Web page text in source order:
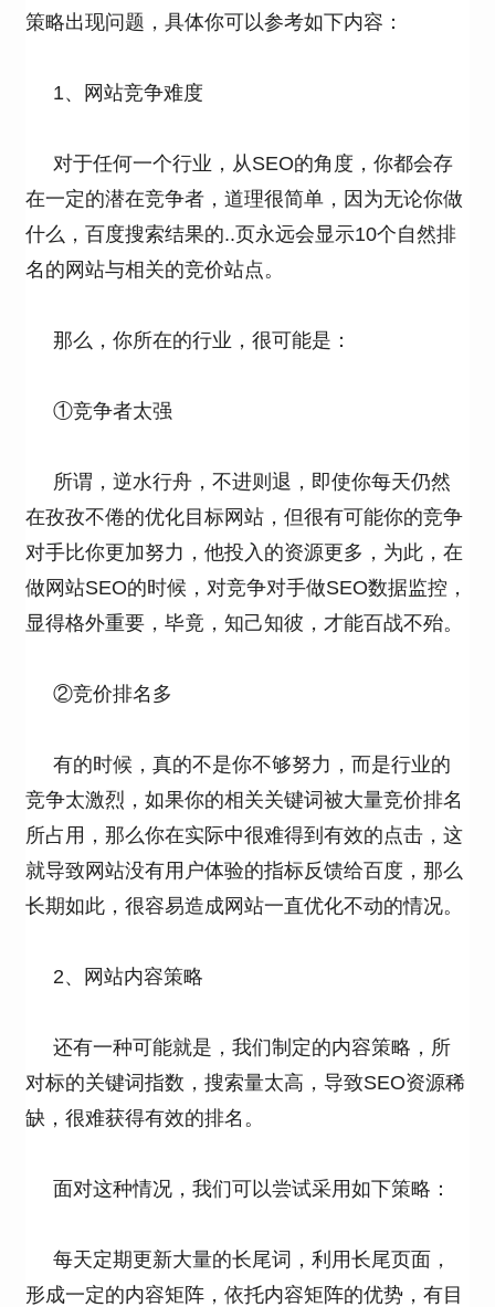
策略出现问题，具体你可以参考如下内容：
1、网站竞争难度
对于任何一个行业，从SEO的角度，你都会存
在一定的潜在竞争者，道理很简单，因为无论你做
什么，百度搜索结果的..页永远会显示10个自然排
名的网站与相关的竞价站点。
那么，你所在的行业，很可能是：
①竞争者太强
所谓，逆水行舟，不进则退，即使你每天仍然
在孜孜不倦的优化目标网站，但很有可能你的竞争
对手比你更加努力，他投入的资源更多，为此，在
做网站SEO的时候，对竞争对手做SEO数据监控，
显得格外重要，毕竟，知己知彼，才能百战不殆。
②竞价排名多
有的时候，真的不是你不够努力，而是行业的
竞争太激烈，如果你的相关关键词被大量竞价排名
所占用，那么你在实际中很难得到有效的点击，这
就导致网站没有用户体验的指标反馈给百度，那么
长期如此，很容易造成网站一直优化不动的情况。
2、网站内容策略
还有一种可能就是，我们制定的内容策略，所
对标的关键词指数，搜索量太高，导致SEO资源稀
缺，很难获得有效的排名。
面对这种情况，我们可以尝试采用如下策略：
每天定期更新大量的长尾词，利用长尾页面，
形成一定的内容矩阵，依托内容矩阵的优势，有目